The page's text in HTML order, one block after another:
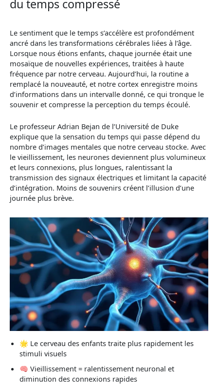
du temps compressé
Le sentiment que le temps s’accélère est profondément
ancré dans les transformations cérébrales liées à l’âge.
Lorsque nous étions enfants, chaque journée était une
mosaïque de nouvelles expériences, traitées à haute
fréquence par notre cerveau. Aujourd’hui, la routine a
remplacé la nouveauté, et notre cortex enregistre moins
d’informations dans un intervalle donné, ce qui tronque le
souvenir et compresse la perception du temps écoulé.
Le professeur Adrian Bejan de l’Université de Duke
explique que la sensation du temps qui passe dépend du
nombre d’images mentales que notre cerveau stocke. Avec
le vieillissement, les neurones deviennent plus volumineux
et leurs connexions, plus longues, ralentissant la
transmission des signaux électriques et limitant la capacité
d’intégration. Moins de souvenirs créent l’illusion d’une
journée plus brève.
🌟 Le cerveau des enfants traite plus rapidement les
stimuli visuels
🧠 Vieillissement = ralentissement neuronal et
diminution des connexions rapides